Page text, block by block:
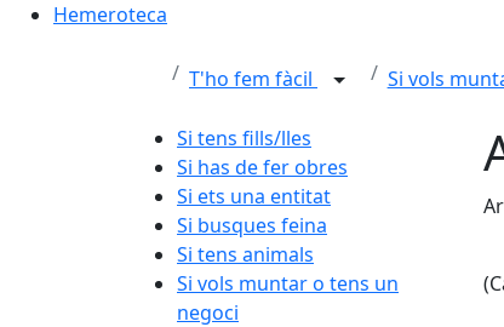
Hemeroteca
T'ho fem fàcil Si vols
Si tens fills/lles
Si has de fer obres
Si ets una entitat
Si busques feina
Si tens animals
Si vols muntar o tens un
negoci